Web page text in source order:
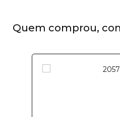
Quem comprou,